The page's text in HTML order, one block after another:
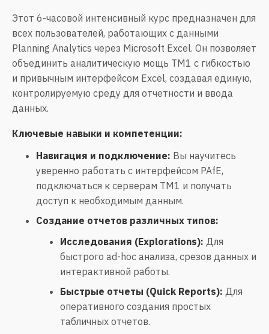
Этот 6-часовой интенсивный курс предназначен для
всех пользователей, работающих с данными
Planning Analytics через Microsoft Excel. Он позволяет
объединить аналитическую мощь TM1 с гибкостью
и привычным интерфейсом Excel, создавая единую,
контролируемую среду для отчетности и ввода
данных.
Ключевые навыки и компетенции:
Навигация и подключение: Вы научитесь
уверенно работать с интерфейсом PAfE,
подключаться к серверам TM1 и получать
доступ к необходимым данным.
Создание отчетов различных типов:
Исследования (Explorations): Для
быстрого ad-hoc анализа, срезов данных и
интерактивной работы.
Быстрые отчеты (Quick Reports): Для
оперативного создания простых
табличных отчетов.